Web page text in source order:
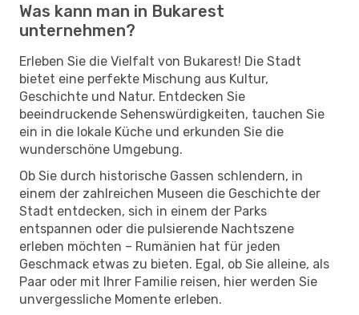
Was kann man in Bukarest
unternehmen?
Erleben Sie die Vielfalt von Bukarest! Die Stadt
bietet eine perfekte Mischung aus Kultur,
Geschichte und Natur. Entdecken Sie
beeindruckende Sehenswürdigkeiten, tauchen Sie
ein in die lokale Küche und erkunden Sie die
wunderschöne Umgebung.
Ob Sie durch historische Gassen schlendern, in
einem der zahlreichen Museen die Geschichte der
Stadt entdecken, sich in einem der Parks
entspannen oder die pulsierende Nachtszene
erleben möchten – Rumänien hat für jeden
Geschmack etwas zu bieten. Egal, ob Sie alleine, als
Paar oder mit Ihrer Familie reisen, hier werden Sie
unvergessliche Momente erleben.